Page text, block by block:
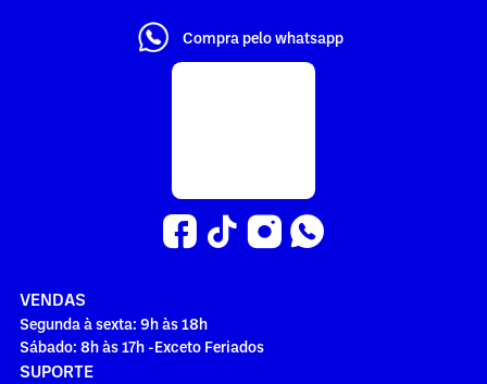
Compra pelo whatsapp
VENDAS
Segunda à sexta: 9h às 18h
Sábado: 8h às 17h -Exceto Feriados
SUPORTE